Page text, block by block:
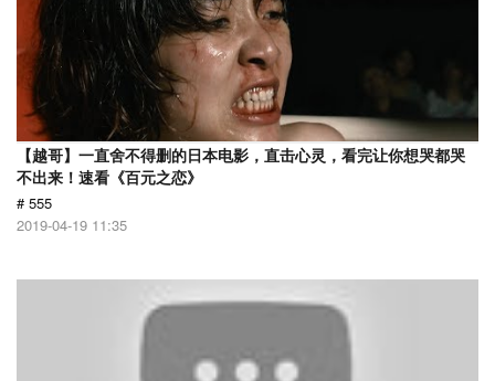
【越哥】一直舍不得删的日本电影，直击心灵，看完让你想哭都哭
不出来！速看《百元之恋》
# 555
2019-04-19 11:35